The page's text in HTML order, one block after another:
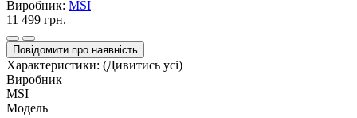
Виробник: MSI
11 499 грн.
Повідомити про наявність
Характеристики: (Дивитись усі)
Виробник
MSI
Модель